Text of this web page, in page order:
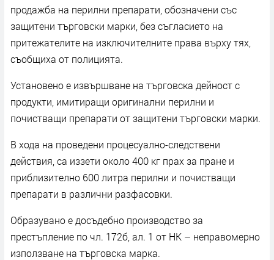
продажба на перилни препарати, обозначени със
защитени търговски марки, без съгласието на
притежателите на изключителните права върху тях,
съобщиха от полицията.
Установено е извършване на търговска дейност с
продукти, имитиращи оригинални перилни и
почистващи препарати от защитени търговски марки.
В хода на проведени процесуално-следствени
действия, са иззети около 400 кг прах за пране и
приблизително 600 литра перилни и почистващи
препарати в различни разфасовки.
Образувано е досъдебно производство за
престъпление по чл. 172б, ал. 1 от НК – неправомерно
използване на търговска марка.